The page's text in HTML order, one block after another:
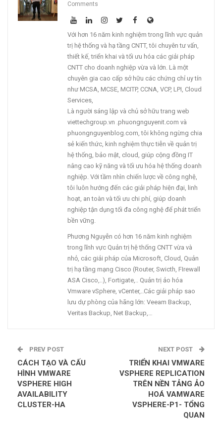
Comments
Với hơn 16 năm kinh nghiệm trong lĩnh vực quản
trị hệ thống và hạ tầng CNTT, tôi chuyên tư vấn,
thiết kế, triển khai và tối ưu hóa các giải pháp
CNTT cho doanh nghiệp vừa và lớn. Là một
chuyên gia cao cấp sở hữu các chứng chỉ uy tín
như MCSA, MCSE, MCITP, CCNA, VCP, LPI, Cloud
Services,
Là người sáng lập và chủ sở hữu trang web
viettechgroup.vn .phuongnguyenit.com và
phuongnguyenblog.com, tôi không ngừng chia
sẻ kiến thức, kinh nghiệm thực tiễn về quản trị
hệ thống, bảo mật, cloud, giúp cộng đồng IT
nâng cao kỹ năng và tối ưu hóa hệ thống doanh
nghiệp. Với tầm nhìn chiến lược về công nghệ,
tôi luôn hướng đến các giải pháp hiện đại, linh
hoạt, an toàn và tối ưu chi phí, giúp doanh
nghiệp tận dụng tối đa công nghệ để phát triển
bền vững.
Phương Nguyễn có hơn 16 năm kinh nghiệm
trong lĩnh vực Quản trị hệ thống CNTT vừa và
nhỏ, các giải pháp của Microsoft, Cloud, Quản
trị hạ tầng mạng Cisco (Router, Swicth, FIrewall
ASA Cisco,..), Fortigate,.. Quản trị ảo hóa
Vmware vSphere, vCenter,..Các giải pháp sao
lưu dự phòng của hãng lớn: Veeam Backup,
Veritas Backup, Net Backup,…
PREV POST
CÁCH TẠO VÀ CẤU
HÌNH VMWARE
VSPHERE HIGH
AVAILABILITY
CLUSTER-HA
NEXT POST
TRIỂN KHAI VMWARE
VSPHERE REPLICATION
TRÊN NỀN TẢNG ẢO
HOÁ VAMWARE
VSPHERE-P1- TỔNG
QUAN